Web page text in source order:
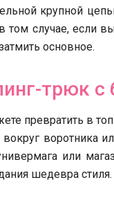
крупной
случае, если
основное.
трюк с
превратить в
воротника
или
шедевра стиля.